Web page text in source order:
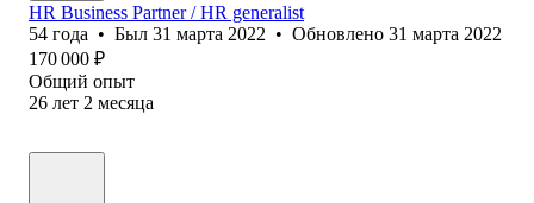
HR Business Partner / HR generalist
54 года • Был 31 марта 2022 • Обновлено 31 марта 2022
170 000 ₽
Общий опыт
26 лет 2 месяца